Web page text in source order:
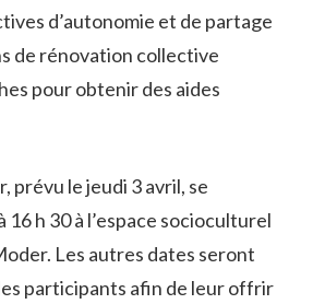
d’autonomie et de partage
de rénovation collective
pour obtenir des aides
prévu le jeudi 3 avril, se
16 h 30 à l’espace socioculturel
Les autres dates seront
participants afin de leur offrir